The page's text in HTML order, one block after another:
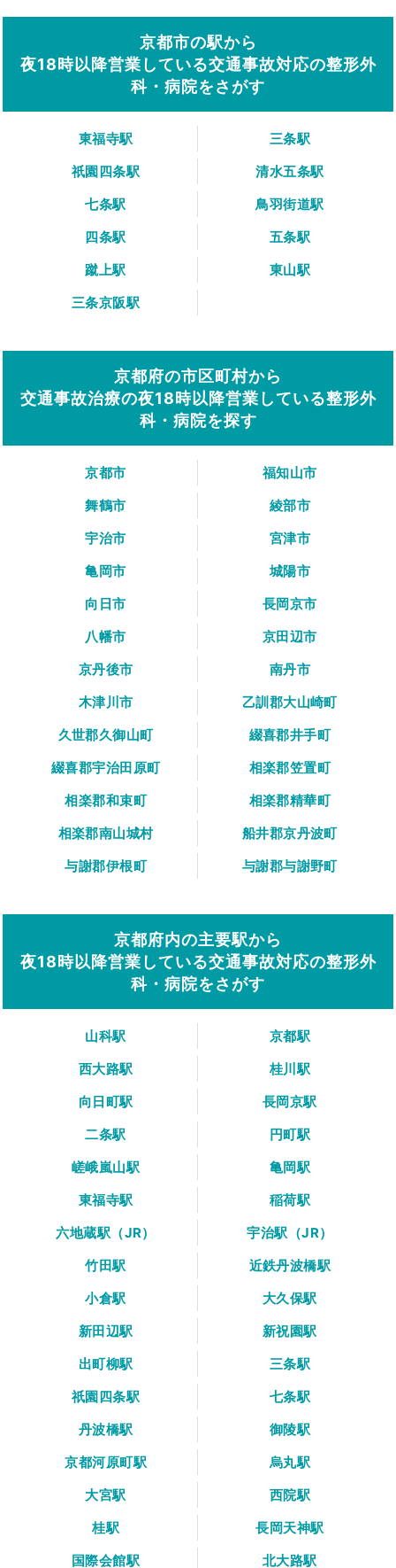
京都市の駅から
夜18時以降営業している交通事故対応の整形外
科・病院をさがす
東福寺駅
三条駅
祇園四条駅
清水五条駅
七条駅
鳥羽街道駅
四条駅
五条駅
蹴上駅
東山駅
三条京阪駅
京都府の市区町村から
交通事故治療の夜18時以降営業している整形外
科・病院を探す
京都市
福知山市
舞鶴市
綾部市
宇治市
宮津市
亀岡市
城陽市
向日市
長岡京市
八幡市
京田辺市
京丹後市
南丹市
木津川市
乙訓郡大山崎町
久世郡久御山町
綴喜郡井手町
綴喜郡宇治田原町
相楽郡笠置町
相楽郡和束町
相楽郡精華町
相楽郡南山城村
船井郡京丹波町
与謝郡伊根町
与謝郡与謝野町
京都府内の主要駅から
夜18時以降営業している交通事故対応の整形外
科・病院をさがす
山科駅
京都駅
西大路駅
桂川駅
向日町駅
長岡京駅
二条駅
円町駅
嵯峨嵐山駅
亀岡駅
東福寺駅
稲荷駅
六地蔵駅（JR）
宇治駅（JR）
竹田駅
近鉄丹波橋駅
小倉駅
大久保駅
新田辺駅
新祝園駅
出町柳駅
三条駅
祇園四条駅
七条駅
丹波橋駅
御陵駅
京都河原町駅
烏丸駅
大宮駅
西院駅
桂駅
長岡天神駅
国際会館駅
北大路駅